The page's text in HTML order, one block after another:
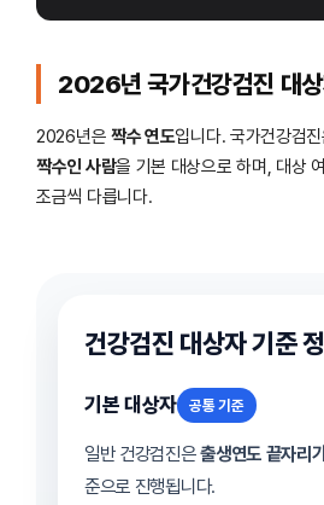
2026년 국가건강검진 대
2026년은 짝수 연도입니다. 국가건강검
짝수인 사람을 기본 대상으로 하며, 대상
조금씩 다릅니다.
건강검진 대상자 기준
기본 대상자 공통 기준
일반 건강검진은출생연도 끝자리
준으로 진행됩니다.